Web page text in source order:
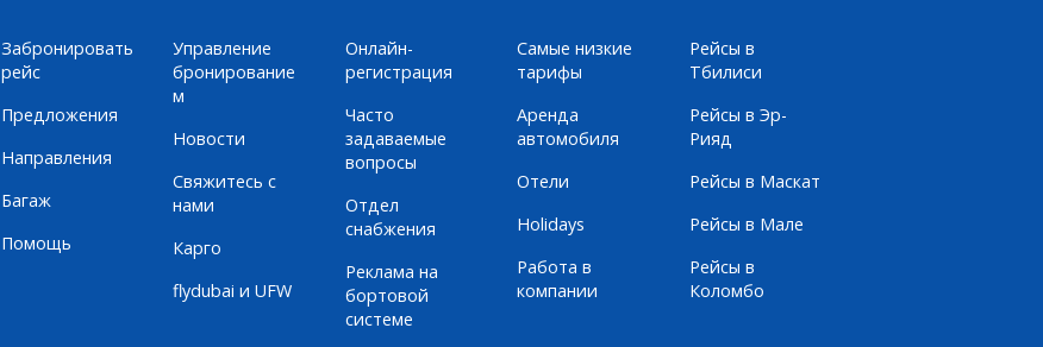
Забронировать
рейс
Предложения
Направления
Багаж
Помощь
Управление
бронирование
м
Новости
Свяжитесь с
нами
Карго
flydubai и UFW
Онлайн-
регистрация
Часто
задаваемые
вопросы
Отдел
снабжения
Реклама на
бортовой
системе
Самые низкие
тарифы
Аренда
автомобиля
Отели
Holidays
Работа в
компании
Рейсы в
Тбилиси
Рейсы в Эр-
Рияд
Рейсы в Маскат
Рейсы в Мале
Рейсы в
Коломбо